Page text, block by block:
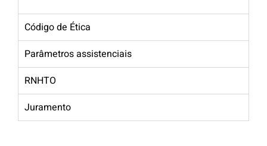
Código de Ética
Parâmetros assistenciais
RNHTO
Juramento